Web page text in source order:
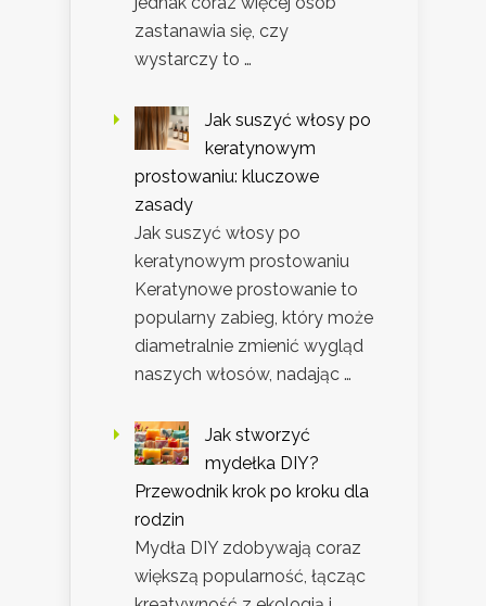
zastanawia się, czy
wystarczy to …
Jak suszyć włosy po
keratynowym
prostowaniu: kluczowe
zasady
Jak suszyć włosy po
keratynowym prostowaniu
Keratynowe prostowanie to
popularny zabieg, który może
diametralnie zmienić wygląd
naszych włosów, nadając …
Jak stworzyć
mydełka DIY?
Przewodnik krok po kroku dla
rodzin
Mydła DIY zdobywają coraz
większą popularność, łącząc